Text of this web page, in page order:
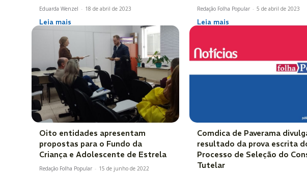
Eduarda Wenzel - 18 de abril de 2023
Leia mais
Redação Folha Popular - 5 de abril de 2023
Leia mais
Oito entidades apresentam
propostas para o Fundo da
Criança e Adolescente de Estrela
Redação Folha Popular - 15 de junho de 2022
Comdica de Paverama
resultado da prova escrita
Processo de Seleção do
Tutelar